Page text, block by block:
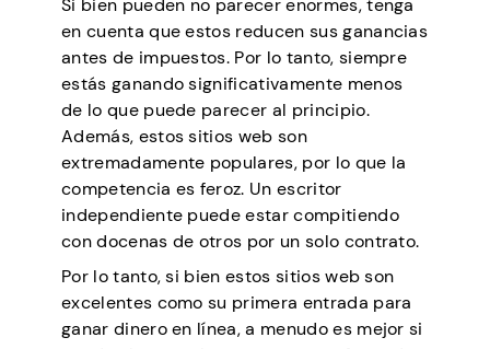
Si bien pueden no parecer enormes, tenga
en cuenta que estos reducen sus ganancias
antes de impuestos. Por lo tanto, siempre
estás ganando significativamente menos
de lo que puede parecer al principio.
Además, estos sitios web son
extremadamente populares, por lo que la
competencia es feroz. Un escritor
independiente puede estar compitiendo
con docenas de otros por un solo contrato.
Por lo tanto, si bien estos sitios web son
excelentes como su primera entrada para
ganar dinero en línea, a menudo es mejor si